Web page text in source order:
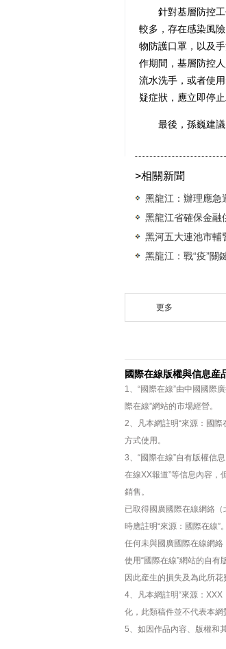
針對基層防控工
較多，存在感染風
物防護口罩，以及
作期間，基層防控
流水洗手，或者使
疑症狀，應立即停
最後，孫巍建議
>相關新聞
黑龍江：辦理應急
黑龍江省確保金融
黑河五大連池市輔
黑龍江：戰“疫”關
更多
國際在線版權與信息産
1、“國際在線”由中國國際
際在線”網站的市場經營。
2、凡本網註明“來源：國
方式使用。
3、“國際在線”自有版權信
在線XX報道”等信息內容，
銷售。
已取得國廣國際在線網絡
時應註明“來源：國際在線”
任何未與國廣國際在線網絡
使用“國際在線”網站的自
因此産生的損失及為此所
4、凡本網註明“來源：
化，此類稿件並不代表本網
5、如因作品內容、版權和